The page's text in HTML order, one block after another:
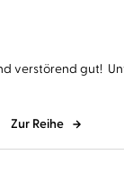
verstörend gut!
Zur Reihe